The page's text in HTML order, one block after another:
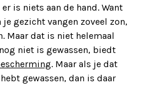
is niets aan de hand. Want
gezicht vangen zoveel zon,
Maar dat is niet helemaal
niet is gewassen, biedt
. Maar als je dat
gewassen, dan is daar